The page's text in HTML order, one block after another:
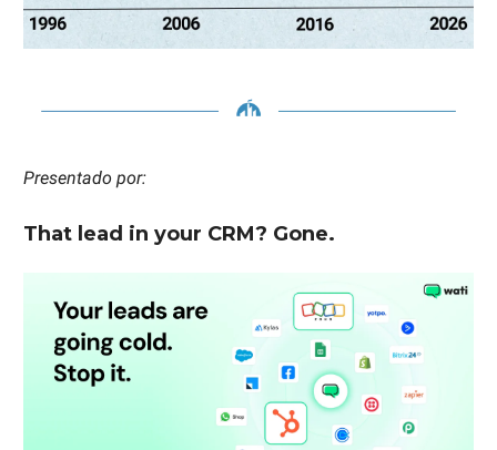
Presentado por:
That lead in your CRM? Gone.